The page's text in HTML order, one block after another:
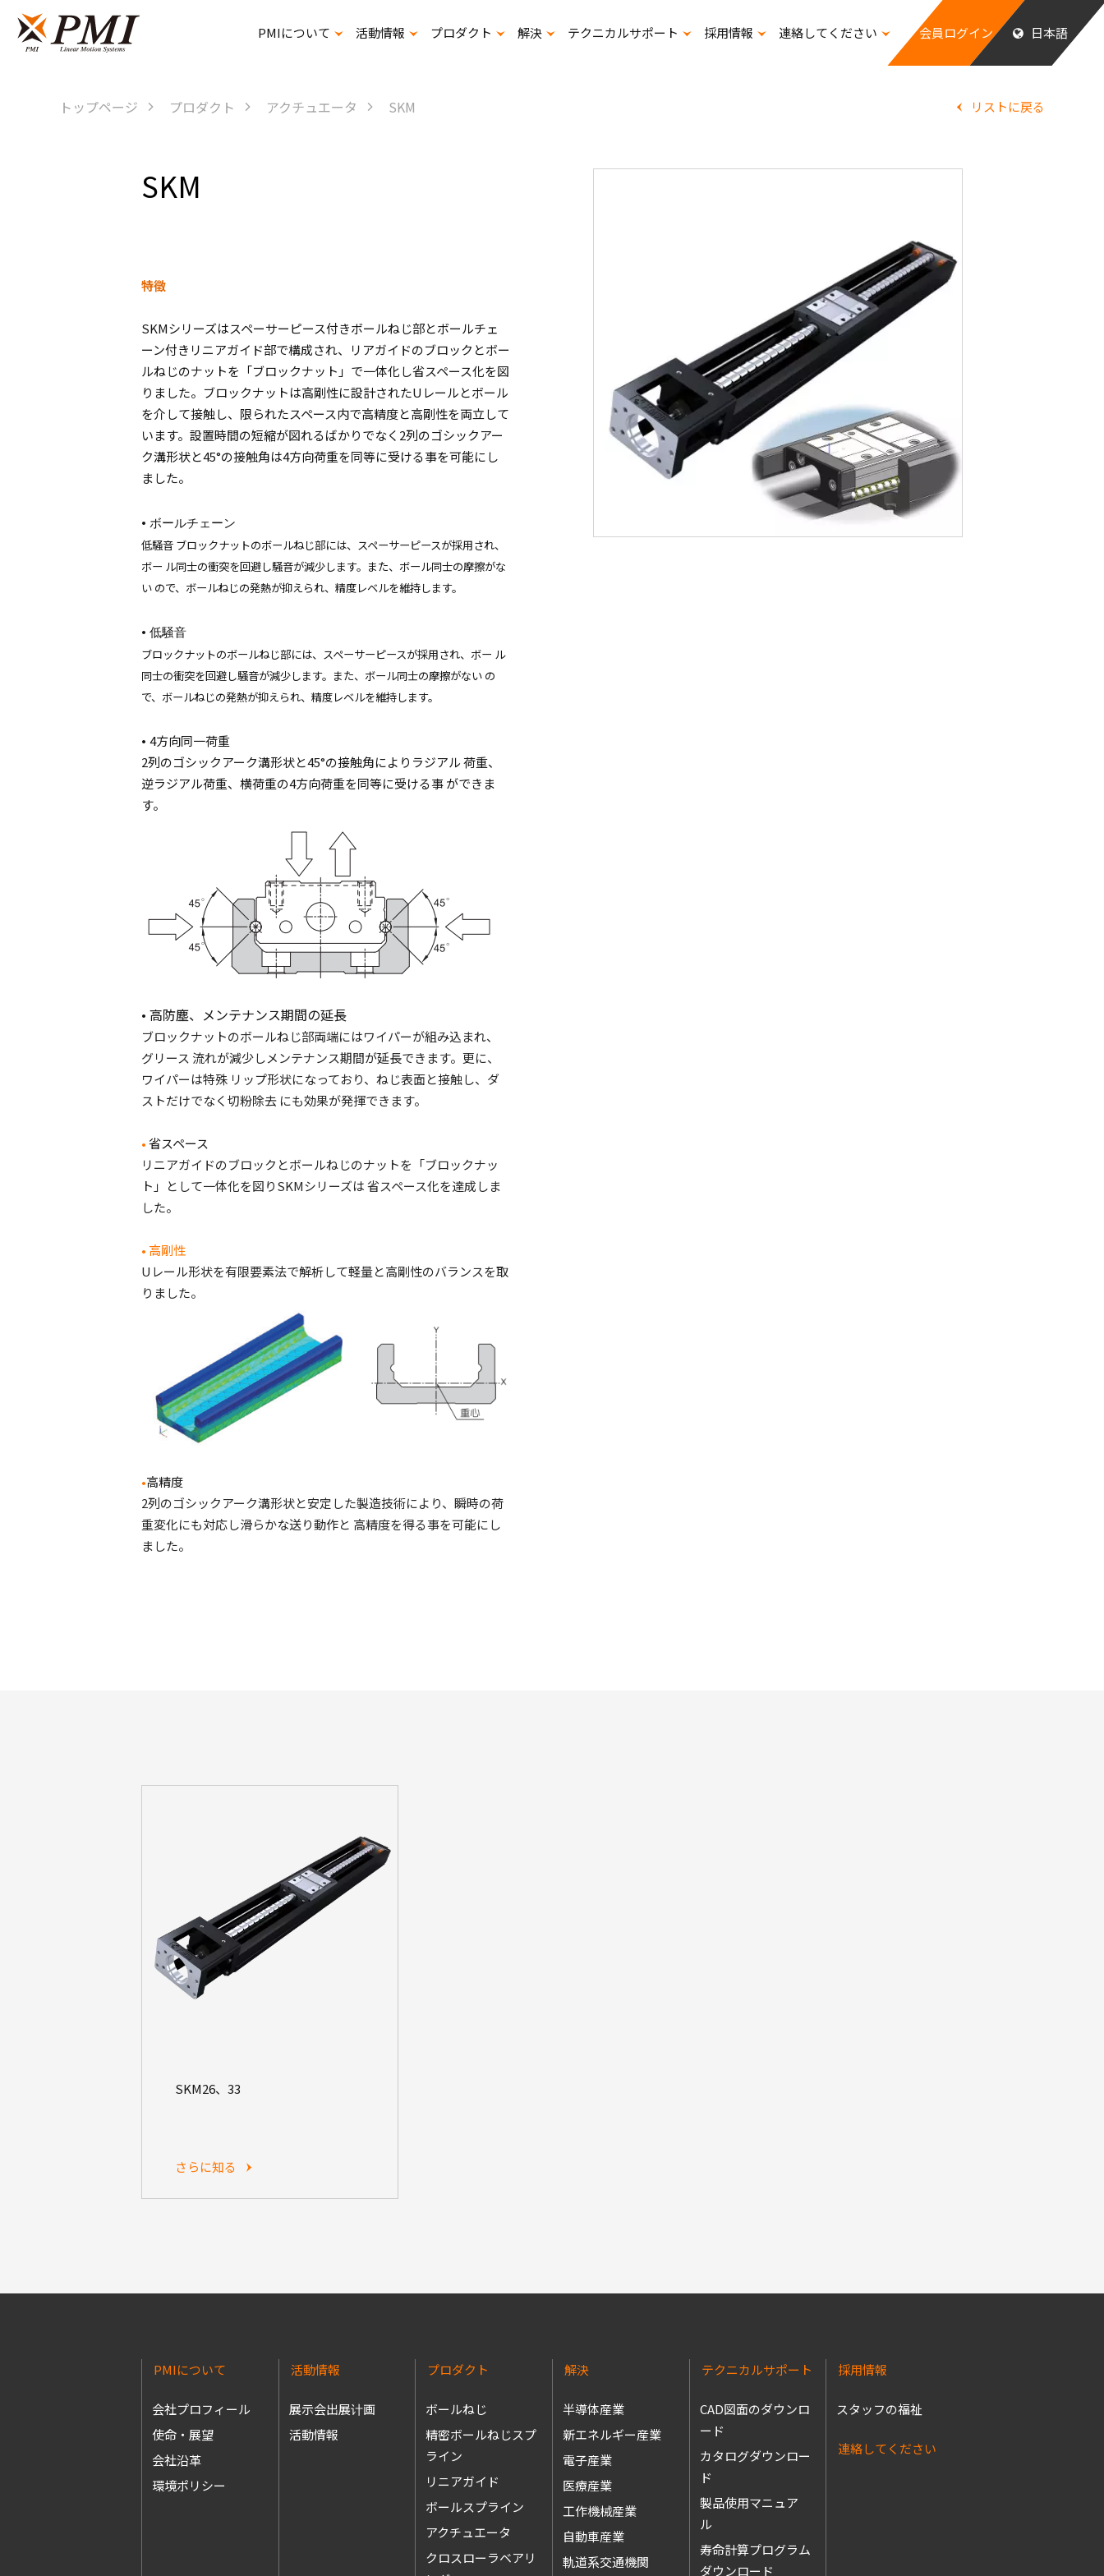
PMIについて 活動情報 プロダクト 解決 テクニカルサポート 採用情報 連絡してください 会員ログイン 日本語
トップページ プロダクト アクチュエータ SKM リストに戻る
SKM
特徵
SKMシリーズはスペーサーピース付きボールねじ部とボールチェ
ーン付きリニアガイド部で構成され、リアガイドのブロックとボー
ルねじのナットを「ブロックナット」で一体化し省スペース化を図
りました。ブロックナットは高剛性に設計されたU レールとボール
を介して接触し、限られたスペース内で高精度と高剛性を両立して
います。設置時間の短縮が図れるばかりでなく 2列のゴシックアー
ク溝形状と45°の接触角は4方向荷重を同等に受ける事を可能にし
ました。
•ボールチェーン
低騒音 ブロックナットのボールねじ部には、スペーサーピースが採用され、
ボー ル同士の衝突を回避し騒音が減少します。また、ボール同士の摩擦がな
い ので、ボールねじの発熱が抑えられ、精度レベルを維持します。
•低騒音
ブロックナットのボールねじ部には、スペーサーピースが採用され、ボー ル
同士の衝突を回避し騒音が減少します。また、ボール同士の摩擦がない の
で、ボールねじの発熱が抑えられ、精度レベルを維持します。
•4方向同一荷重
2列のゴシックアーク溝形状と45°の接触角によりラジアル 荷重、
逆ラジアル荷重、横荷重の4方向荷重を同等に受ける事 ができま
す。
• 高防塵、メンテナンス期間の延長
ブロックナットのボールねじ部両端にはワイパーが組み込まれ、
グリース 流れが減少しメンテナンス期間が延長できます。更に、
ワイパーは特殊 リップ形状になっており、ねじ表面と接触し、ダ
ストだけでなく切粉除去 にも効果が発揮できます。
•省スペース
リニアガイドのブロックとボールねじのナットを「ブロックナッ
ト」として一体化を図りSKMシリーズは省スペース化を達成しま
した。
• 高剛性
U レール形状を有限要素法で解析して軽量と高剛性のバランスを取
りました。
•高精度
2列のゴシックアーク溝形状と安定した製造技術により、瞬時の荷
重変化にも対応し滑らかな送り動作と 高精度を得る事を可能にし
ました。
SKM26、33
さらに知る
PMIについて
会社プロフィール
使命・展望
会社沿革
環境ポリシー
活動情報
展示会出展计画
活動情報
プロダクト
ボールねじ
精密ボールねじスプ
ライン
リニアガイド
ボールスプライン
アクチュエータ
クロスローラベアリ
解決
半導体産業
新エネルギー産業
電子産業
医療産業
工作機械産業
自動車産業
軌道系交通機関
テクニカルサポート
CAD図面のダウンロ
ード
カタログダウンロー
ド
製品使用マニュア
ル
寿命計算プログラム
ダウンロード
採用情報
スタッフの福祉
連絡してください